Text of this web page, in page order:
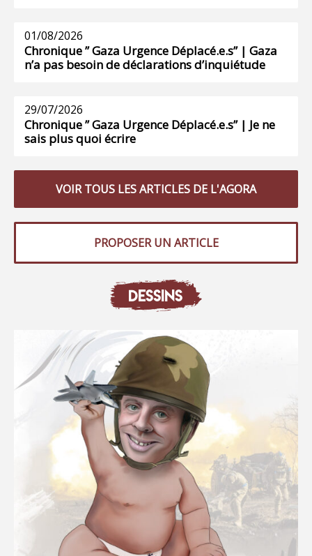
01/08/2026
Chronique ” Gaza Urgence Déplacé.e.s” | Gaza
n’a pas besoin de déclarations d’inquiétude
29/07/2026
Chronique ” Gaza Urgence Déplacé.e.s” | Je ne
sais plus quoi écrire
VOIR TOUS LES ARTICLES DE L'AGORA
PROPOSER UN ARTICLE
DESSINS